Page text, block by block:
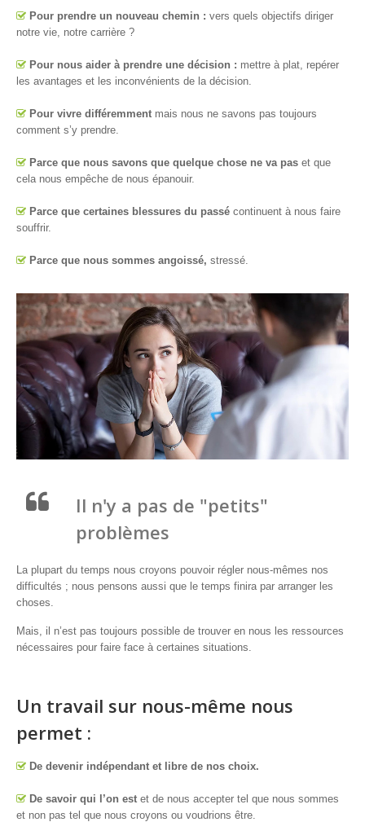
Pour prendre un nouveau chemin : vers quels objectifs diriger
notre vie, notre carrière ?
Pour nous aider à prendre une décision : mettre à plat, repérer
les avantages et les inconvénients de la décision.
Pour vivre différemment mais nous ne savons pas toujours
comment s’y prendre.
Parce que nous savons que quelque chose ne va pas et que
cela nous empêche de nous épanouir.
Parce que certaines blessures du passé continuent à nous faire
souffrir.
Parce que nous sommes angoissé, stressé.
Il n'y a pas de "petits"
problèmes
La plupart du temps nous croyons pouvoir régler nous-mêmes nos
difficultés ; nous pensons aussi que le temps finira par arranger les
choses.
Mais, il n’est pas toujours possible de trouver en nous les ressources
nécessaires pour faire face à certaines situations.
Un travail sur nous-même nous
permet :
De devenir indépendant et libre de nos choix.
De savoir qui l’on est et de nous accepter tel que nous sommes
et non pas tel que nous croyons ou voudrions être.